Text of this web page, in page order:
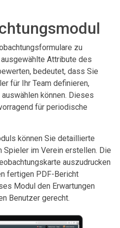
zu
Attribute des
bedeutet, dass Sie
für Ihr Team definieren,
können. Dieses
für periodische
können Sie detaillierte
Spieler im Verein erstellen. Die
auszudrucken
fertigen PDF-Bericht
Modul den Erwartungen
Benutzer gerecht.